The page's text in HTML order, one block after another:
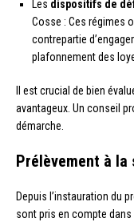
Les dispositifs de
Cosse : Ces régimes
contrepartie
plafonnement des
Il est crucial de bien
avantageux. Un conseil
démarche.
Prélèvement à la
Depuis l’instauration du
sont pris en compte dans